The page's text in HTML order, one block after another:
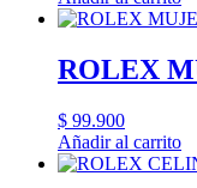
ROLEX
$ 99.900
Añadir al carrito